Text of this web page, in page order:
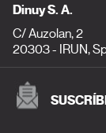
Dinuy S. A.
C/ Auzolan, 2
20303 - IRUN,